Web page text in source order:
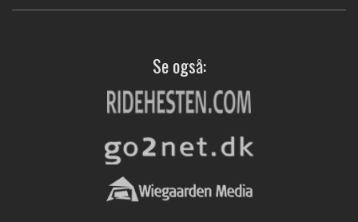
Se også: